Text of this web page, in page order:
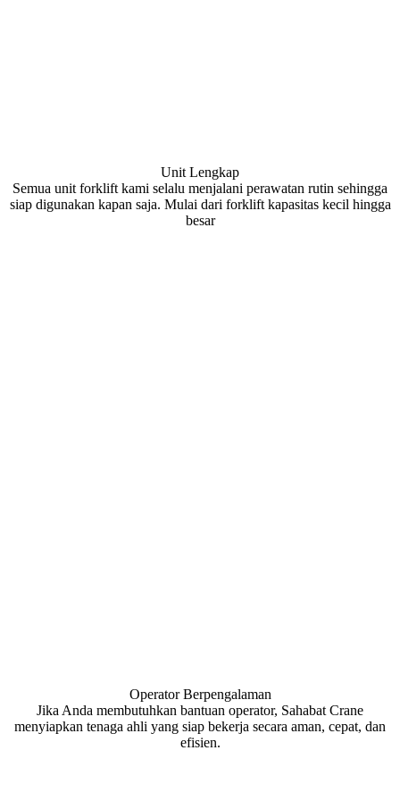
Unit Lengkap
Semua unit forklift kami selalu menjalani perawatan rutin sehingga
siap digunakan kapan saja. Mulai dari forklift kapasitas kecil hingga
besar
Operator Berpengalaman
Jika Anda membutuhkan bantuan operator, Sahabat Crane
menyiapkan tenaga ahli yang siap bekerja secara aman, cepat, dan
efisien.